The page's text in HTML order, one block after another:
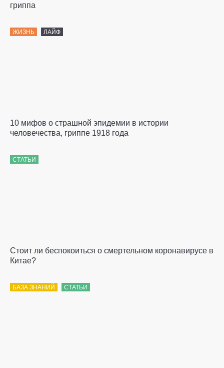
гриппа
ЖИЗНЬ ЛАЙФ
10 мифов о страшной эпидемии в истории
человечества, гриппе 1918 года
СТАТЬИ
Стоит ли беспокоиться о смертельном коронавирусе в
Китае?
БАЗА ЗНАНИЙ СТАТЬИ